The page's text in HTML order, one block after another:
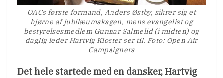
OACs første formand, Anders Østby, sikrer sig et
hjørne af jubilæumskagen, mens evangelist og
bestyrelsesmedlem Gunnar Salmelid (i midten) og
daglig leder Hartvig Kloster ser til. Foto: Open Air
Campaigners
Det hele startede med en dansker, Hartvig